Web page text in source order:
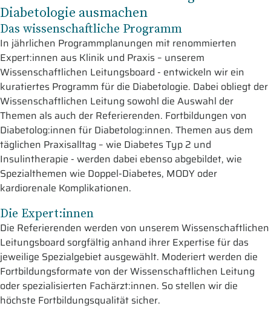
Diabetologie ausmachen
Das wissenschaftliche Programm
In jährlichen Programmplanungen mit renommierten
Expert:innen aus Klinik und Praxis – unserem
Wissenschaftlichen Leitungsboard - entwickeln wir ein
kuratiertes Programm für die Diabetologie. Dabei obliegt der
Wissenschaftlichen Leitung sowohl die Auswahl der
Themen als auch der Referierenden. Fortbildungen von
Diabetolog:innen für Diabetolog:innen. Themen aus dem
täglichen Praxisalltag – wie Diabetes Typ 2 und
Insulintherapie - werden dabei ebenso abgebildet, wie
Spezialthemen wie Doppel-Diabetes, MODY oder
kardiorenale Komplikationen.
Die Expert:innen
Die Referierenden werden von unserem Wissenschaftlichen
Leitungsboard sorgfältig anhand ihrer Expertise für das
jeweilige Spezialgebiet ausgewählt. Moderiert werden die
Fortbildungsformate von der Wissenschaftlichen Leitung
oder spezialisierten Fachärzt:innen. So stellen wir die
höchste Fortbildungsqualität sicher.